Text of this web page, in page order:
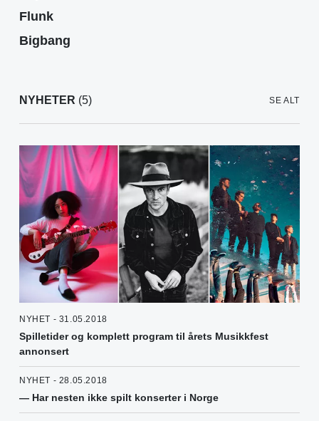
Flunk
Bigbang
NYHETER (5) SE ALT
NYHET - 31.05.2018
Spilletider og komplett program til årets Musikkfest
annonsert
NYHET - 28.05.2018
— Har nesten ikke spilt konserter i Norge